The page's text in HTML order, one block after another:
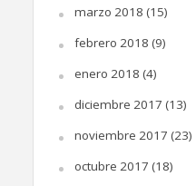
marzo 2018 (15)
febrero 2018 (9)
enero 2018 (4)
diciembre 2017 (13)
noviembre 2017 (23)
octubre 2017 (18)